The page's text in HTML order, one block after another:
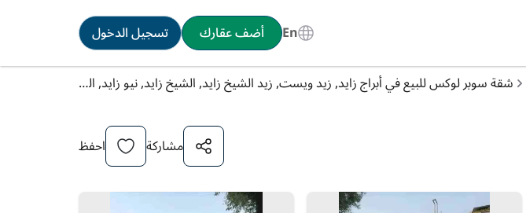
En أضف عقارك
تسجيل الدخول
شقة سوبر لوكس للبيع في أبراج زايد, زيد ويست, زيد الشيخ زايد, الشيخ زايد, نيو زايد, الجيزة
مشاركة احفظ